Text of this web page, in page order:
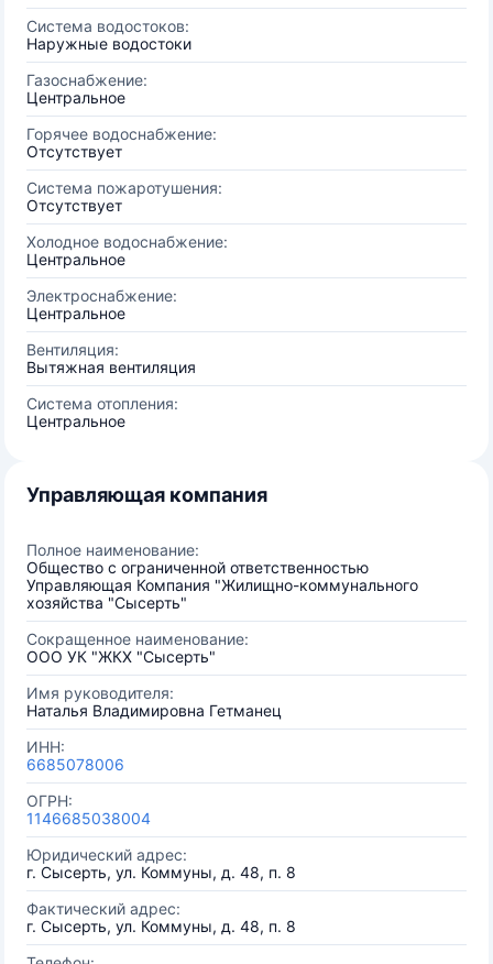
Система водостоков:
Наружные водостоки
Газоснабжение:
Центральное
Горячее водоснабжение:
Отсутствует
Система пожаротушения:
Отсутствует
Холодное водоснабжение:
Центральное
Электроснабжение:
Центральное
Вентиляция:
Вытяжная вентиляция
Система отопления:
Центральное
Управляющая компания
Полное наименование:
Общество с ограниченной ответственностью
Управляющая Компания "Жилищно-коммунального
хозяйства "Сысерть"
Сокращенное наименование:
ООО УК "ЖКХ "Сысерть"
Имя руководителя:
Наталья Владимировна Гетманец
ИНН:
6685078006
ОГРН:
1146685038004
Юридический адрес:
г. Сысерть, ул. Коммуны, д. 48, п. 8
Фактический адрес:
г. Сысерть, ул. Коммуны, д. 48, п. 8